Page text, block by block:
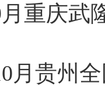
月重庆武
月贵州